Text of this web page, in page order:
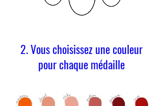
2. Vous choisissez une couleur
pour chaque médaille